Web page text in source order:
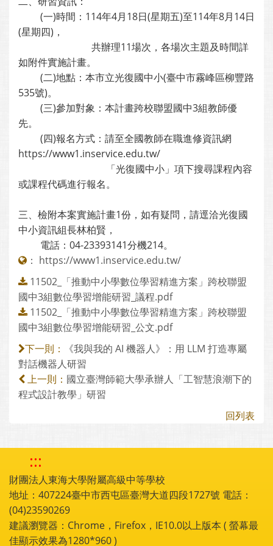
(一)時間：114年4月18日(星期五)至114年8月14日
(星期四)，
共辦理11場次，各場次主題及時間詳
如附件實施計畫。
(二)地點：本市立光復國中小(臺中市霧峰區柳豐路
535號)。
(三)參加對象：本計畫跨校聯盟國中3組教師優
先。
(四)報名方式：請至全國教師在職進修資訊網
https://www1.inservice.edu.tw/
「光復國中小」項下搜尋課程內容
或課程代碼進行報名。
三、檢附本案實施計畫1份，如有疑問，請逕洽光復國
中小資訊組長林柏賢，
電話：04-23393141分機214。
： https://www1.inservice.edu.tw/
11502_「推動中小學數位學習精進方案」跨校聯盟
國中3組數位學習增能研習_議程.pdf
11502_「推動中小學數位學習精進方案」跨校聯盟
國中3組數位學習增能研習_公文.pdf
下一則：
《我與我的 AI 機器人》：用 LLM 打造專屬
對話機器人研習
上一則： 國立臺灣師範大學承辦人「工智慧浪潮下的
程式設計教學」研習
回列表
:::
財團法人東海大學附屬高級中等學校
地址：407224臺中市西屯區臺灣大道四段1727號 電話：
(04)23590269
建議瀏覽器：Chrome，Firefox，IE10.0以上版本 ( 螢幕最
佳顯示效果為1280*960 )